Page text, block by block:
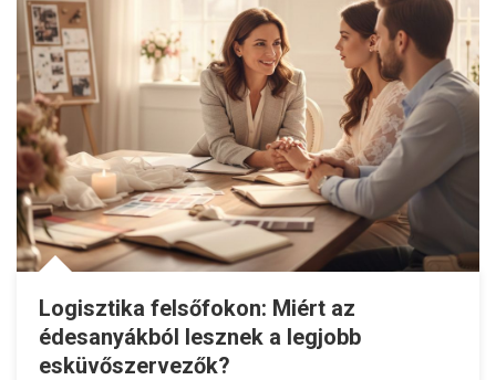
Logisztika felsőfokon: Miért az
édesanyákból lesznek a legjobb
esküvőszervezők?